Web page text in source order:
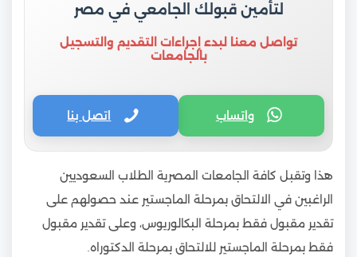
لتأمين قبولك الجامعي في مصر
تواصل معنا لبدء إجراءات التقديم والتسجيل
بالجامعات
واتساب اتصل بنا
هذا وتقبل كافة الجامعات المصرية الطلاب السعوديين
الراغبين في الالتحاق بمرحلة الماجستير عند حصولهم على
تقدير مقبول فقط بمرحلة البكالوريوس، وعلى تقدير مقبول
فقط بمرحلة الماجستير للالتحاق بمرحلة الدكتوراه.